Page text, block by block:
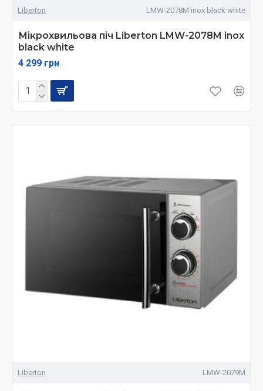
Liberton LMW-2078M inox black white
Мікрохвильова піч Liberton LMW-2078M inox
black white
4 299 грн
Liberton LMW-2079M